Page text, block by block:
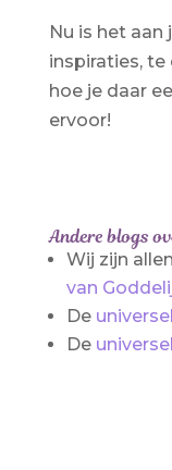
Nu is het
inspiraties,
hoe je daar
ervoor!
Andere blogs
Wij zijn
van
De
De